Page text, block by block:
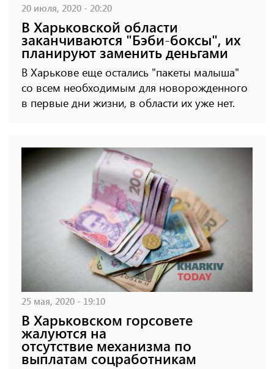
20 июля, 2020 - 20:20
В Харьковской области
заканчиваются "Бэби-боксы", их
планируют заменить деньгами
В Харькове еще остались "пакеты малыша"
со всем необходимым для новорожденного
в первые дни жизни, в области их уже нет.
25 мая, 2020 - 19:10
В Харьковском горсовете
жалуются на
отсутствие механизма по
выплатам соцработникам